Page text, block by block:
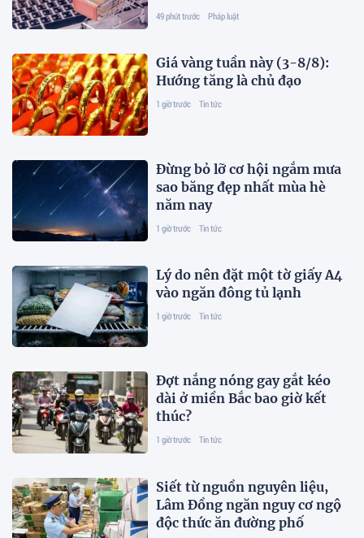
49 phút trước Pháp luật
Giá vàng tuần này (3-8/8):
Hướng tăng là chủ đạo
1 giờ trước Tin tức
Đừng bỏ lỡ cơ hội ngắm mưa
sao băng đẹp nhất mùa hè
năm nay
1 giờ trước Tin tức
Lý do nên đặt một tờ giấy A4
vào ngăn đông tủ lạnh
1 giờ trước Tin tức
Đợt nắng nóng gay gắt kéo
dài ở miền Bắc bao giờ kết
thúc?
1 giờ trước Tin tức
Siết từ nguồn nguyên liệu,
Lâm Đồng ngăn nguy cơ ngộ
độc thức ăn đường phố